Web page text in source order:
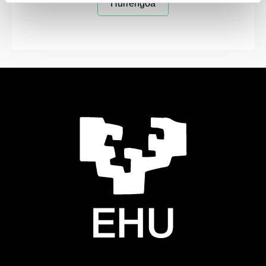
Hurrengoa